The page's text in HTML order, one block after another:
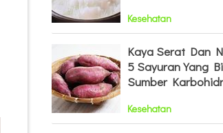
Kesehatan
Kaya Serat Dan
5 Sayuran Yang
Sumber
Kesehatan